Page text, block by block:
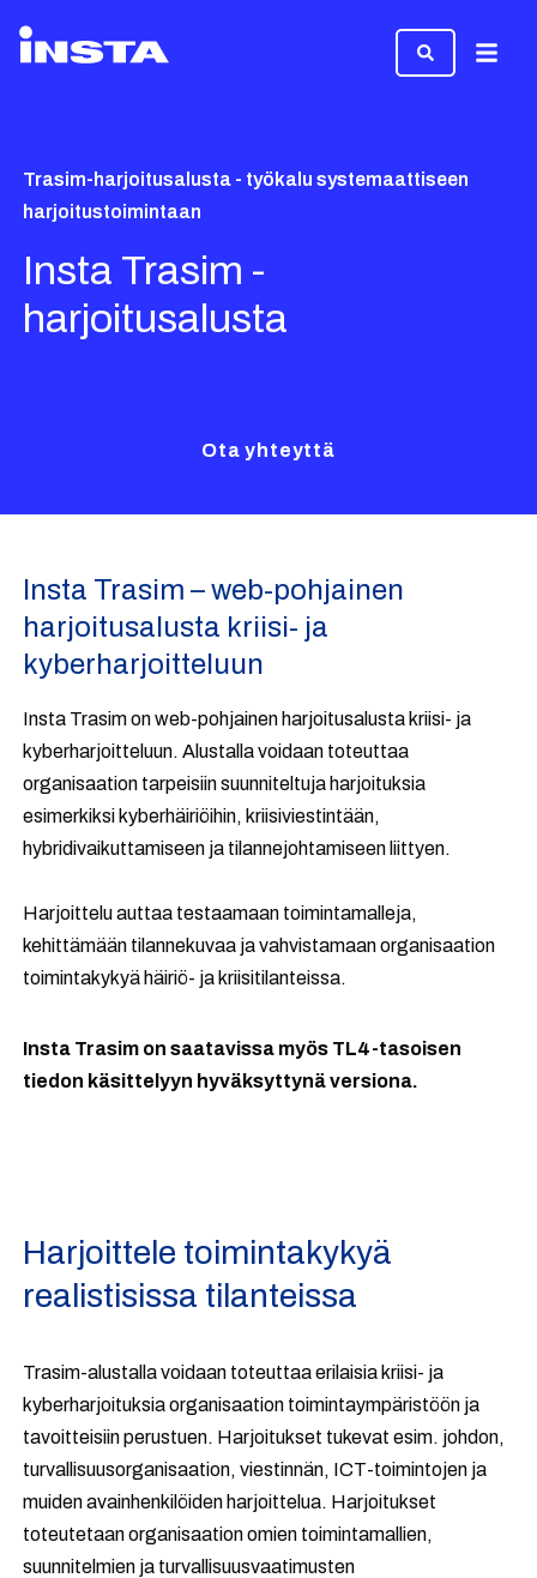
Trasim-harjoitusalusta - työkalu systemaattiseen
harjoitustoimintaan
Insta Trasim -
harjoitusalusta
Ota yhteyttä
Insta Trasim – web-pohjainen
harjoitusalusta kriisi- ja
kyberharjoitteluun
Insta Trasim on web-pohjainen harjoitusalusta kriisi- ja
kyberharjoitteluun. Alustalla voidaan toteuttaa
organisaation tarpeisiin suunniteltuja harjoituksia
esimerkiksi kyberhäiriöihin, kriisiviestintään,
hybridivaikuttamiseen ja tilannejohtamiseen liittyen.
Harjoittelu auttaa testaamaan toimintamalleja,
kehittämään tilannekuvaa ja vahvistamaan organisaation
toimintakykyä häiriö- ja kriisitilanteissa.
Insta Trasim on saatavissa myös TL4-tasoisen
tiedon käsittelyyn hyväksyttynä versiona.
Harjoittele toimintakykyä
realistisissa tilanteissa
Trasim-alustalla voidaan toteuttaa erilaisia kriisi- ja
kyberharjoituksia organisaation toimintaympäristöön ja
tavoitteisiin perustuen. Harjoitukset tukevat esim. johdon,
turvallisuusorganisaation, viestinnän, ICT-toimintojen ja
muiden avainhenkilöiden harjoittelua. Harjoitukset
toteutetaan organisaation omien toimintamallien,
suunnitelmien ja turvallisuusvaatimusten